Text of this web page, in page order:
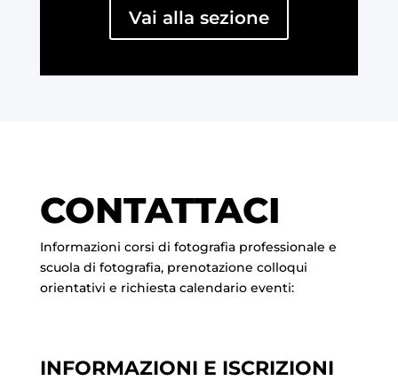
Vai alla sezione
CONTATTACI
Informazioni corsi di fotografia professionale e
scuola di fotografia, prenotazione colloqui
orientativi e richiesta calendario eventi:
INFORMAZIONI E ISCRIZIONI